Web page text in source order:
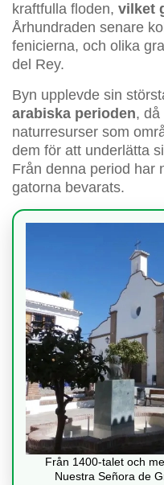
kraftfulla floden, vilket
Århundraden senare
fenicierna, och olika
del Rey.
Byn upplevde sin
arabiska perioden, då
naturresurser som
dem för att underlätta
Från denna period har
gatorna bevarats.
Från 1400-talet och
Nuestra Señora de